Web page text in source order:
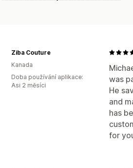
was
He
and
has
for
Ziba Couture
Kanada
Doba používání aplikace:
Asi 2 měsíci